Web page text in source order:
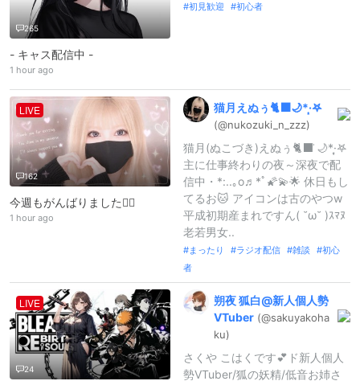
265
- キャス配信中 -
1 hour ago
初見歓迎 初心者
LIVE
162
今週もがんばりました😵‍💫
1 hour ago
猫月えぬぅ🐈‍⬛🌙*·̩͙‎𖤐
(@nukozuki_ n_ zzz)
猫月(ぬこづき)えぬぅ🐈‍⬛ ͗🌙*·̩͙𖤐
主に仕事終わりの夜～深夜で配
信中・*:..｡o♬*ﾟ🌠💫︎🌟 休日もし
てるお🐱 アイコンは古のやつw
平成初期産まれですん( ˘ω˘ )ｽﾏﾇ
老若男女..
まったり ラジオ配信 雑談
初心
者
LIVE
24
朔夜狐白@新人個人勢
VTuber (@sakuyakoha
ku)
さくや こはくです︎💕︎ド新人個人
勢VTuber/狐の妖精/低音お姉さ